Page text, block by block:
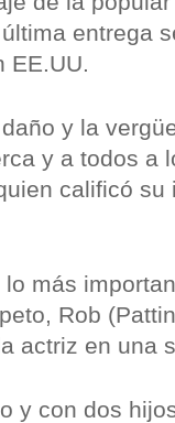
entrega
EE.UU.
y la
y a todos a
calificó
más
Rob
actriz en una
y con dos